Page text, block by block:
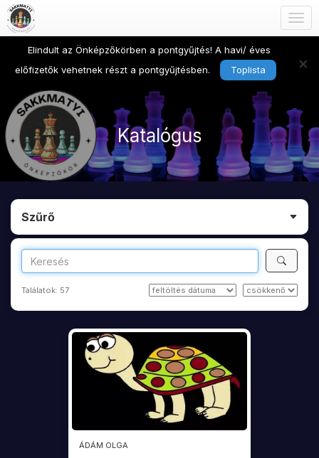
Elindult az Önképzőkörben a pontgyűjtés! A havi/ éves
előfizetők vehetnek részt a pontgyűjtésben.
Toplista ×
Katalógus
Szűrő
Találatok: 57
ÁDÁM OLGA